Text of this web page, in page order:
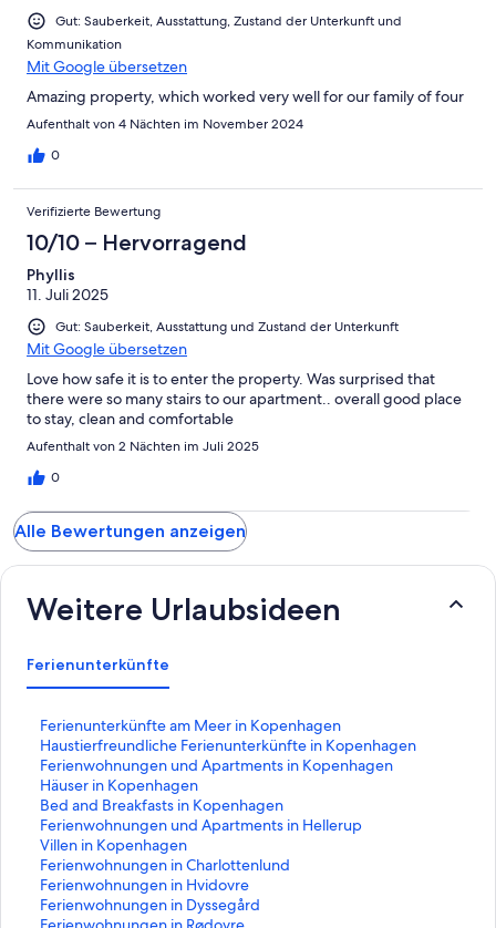
Gut: Sauberkeit, Ausstattung, Zustand der Unterkunft und
Kommunikation
Mit Google übersetzen
Amazing property, which worked very well for our family of four
Aufenthalt von 4 Nächten im November 2024
0
Verifizierte Bewertung
10/10 – Hervorragend
Phyllis
11. Juli 2025
Gut: Sauberkeit, Ausstattung und Zustand der Unterkunft
Mit Google übersetzen
Love how safe it is to enter the property. Was surprised that
there were so many stairs to our apartment.. overall good place
to stay, clean and comfortable
Aufenthalt von 2 Nächten im Juli 2025
0
Alle Bewertungen anzeigen
Weitere Urlaubsideen
Ferienunterkünfte
Ferienunterkünfte am Meer in Kopenhagen
L
i
n
k
,
d
e
r
d
i
e
Haustierfreundliche Ferienunterkünfte in Kopenhagen
L
i
n
k
,
d
e
r
d
i
Ferienwohnungen und Apartments in Kopenhagen
L
i
n
k
,
d
e
r
d
Häuser in Kopenhagen
L
i
n
k
,
d
e
r
Bed and Breakfasts in Kopenhagen
L
i
n
k
,
d
e
Ferienwohnungen und Apartments in Hellerup
L
i
n
k
,
d
Villen in Kopenhagen
L
i
n
k
,
Ferienwohnungen in Charlottenlund
L
i
n
k
Ferienwohnungen in Hvidovre
L
i
n
Ferienwohnungen in Dyssegård
L
iL